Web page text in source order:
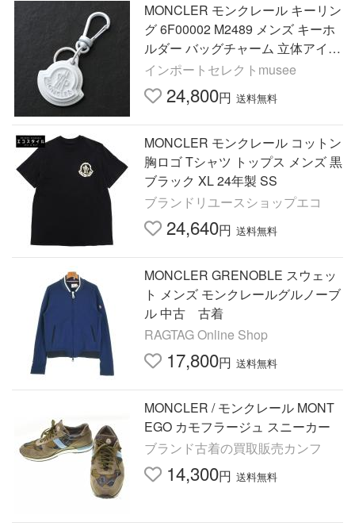
MONCLER モンクレール キーリン
グ 6F00002 M2489 メンズ キーホ
ルダー バッグチャーム 立体アイコ
ンロゴ 032
インポートセレクトmusee
24,800円 送料無料
MONCLER モンクレール コットン
胸ロゴ Tシャツ トップス メンズ 黒
ブラック XL 24年製 SS
ブランドリユースショップエコ
24,640円 送料無料
MONCLER GRENOBLE スウェッ
ト メンズ モンクレールグルノーブ
ル 中古 古着
RAGTAG Online Shop
17,800円 送料無料
MONCLER / モンクレール MONT
EGO カモフラージュ スニーカー
ブランド古着の買取販売カンフ
14,300円 送料無料